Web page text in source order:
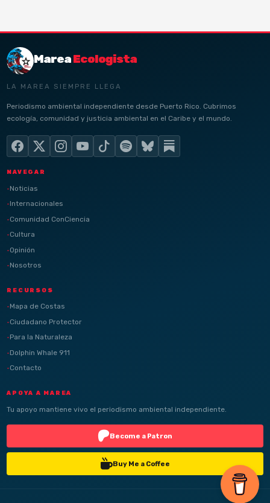
MareaEcologista
LA MAREA SIEMPRE LLEGA
Periodismo ambiental independiente desde Puerto Rico. Cubrimos
ecología, comunidad y justicia ambiental en el Caribe y el mundo.
NAVEGAR
Noticias
Internacionales
Comunidad ConCiencia
Cultura
Opinión
Nosotros
RECURSOS
Mapa de Costas
Ciudadano Protector
Para la Naturaleza
Dolphin Whale 911
Contacto
APOYA A MAREA
Tu apoyo mantiene vivo el periodismo ambiental independiente.
Become a Patron
Buy Me a Coffee